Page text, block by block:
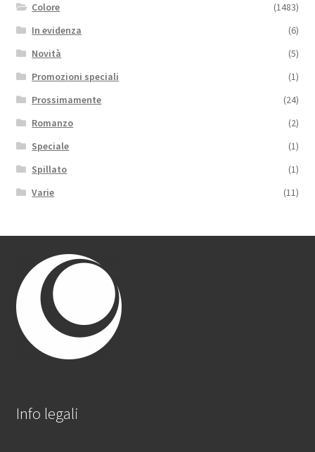
Colore
(1483)
In evidenza
(6)
Novità
(5)
Promozioni speciali
(1)
Prossimamente
(24)
Romanzo
(2)
Speciale
(1)
Spillato
(1)
Varie
(11)
Info legali